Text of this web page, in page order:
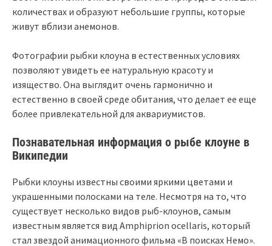
количествах и образуют небольшие группы, которые
живут вблизи анемонов.
Фотографии рыбки клоуна в естественных условиях
позволяют увидеть ее натуральную красоту и
изящество. Она выглядит очень гармонично и
естественно в своей среде обитания, что делает ее еще
более привлекательной для аквариумистов.
Познавательная информация о рыбе клоуне в
Википедии
Рыбки клоуны известны своими яркими цветами и
украшенными полосками на теле. Несмотря на то, что
существует несколько видов рыб-клоунов, самым
известным является вид Amphiprion ocellaris, который
стал звездой анимационного фильма «В поисках Немо».